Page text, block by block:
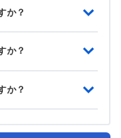
か？
か？
か？